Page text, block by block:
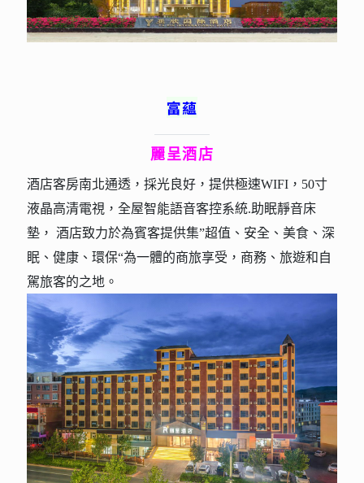
富蘊
麗呈酒店
酒店客房南北通透，採光良好，提供極速WIFI，50寸
液晶高清電視，全屋智能語音客控系統.助眠靜音床
墊， 酒店致力於為賓客提供集”超值、安全、美食、深
眠、健康、環保“為一體的商旅享受，商務、旅遊和自
駕旅客的之地。